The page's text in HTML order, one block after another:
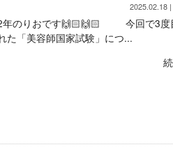
2025.02.18 |
年のりおです🙌🏻🙌🏻 今回で3度
た「美容師国家試験」につ...